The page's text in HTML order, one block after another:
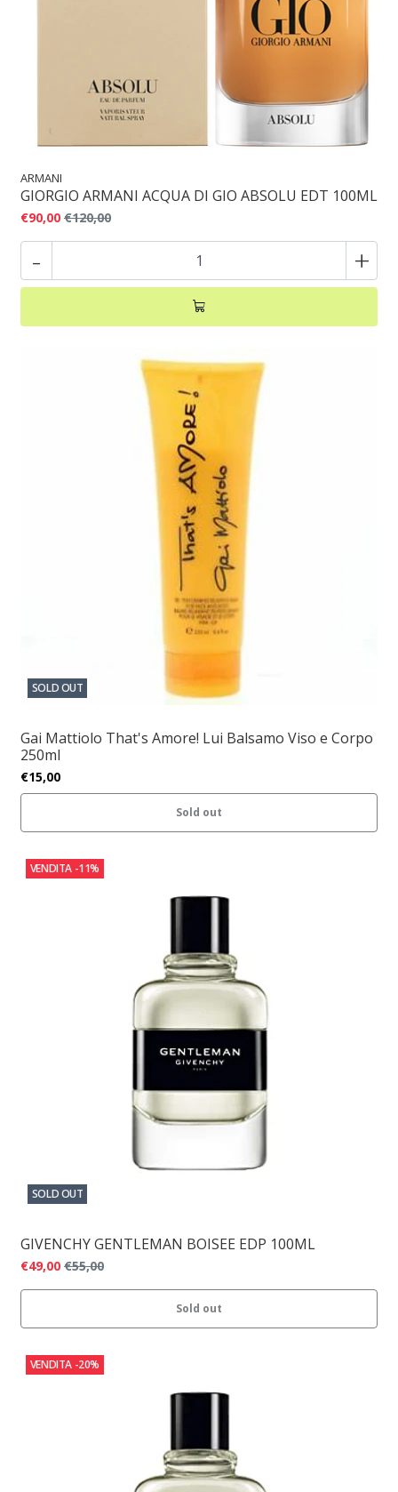
ARMANI
GIORGIO ARMANI ACQUA DI GIO ABSOLU EDT 100ML
€90,00 €120,00
- +
SOLD OUT
Gai Mattiolo That's Amore! Lui Balsamo Viso e Corpo
250ml
€15,00
Sold out
VENDITA -11%
SOLD OUT
GIVENCHY GENTLEMAN BOISEE EDP 100ML
€49,00 €55,00
Sold out
VENDITA -20%